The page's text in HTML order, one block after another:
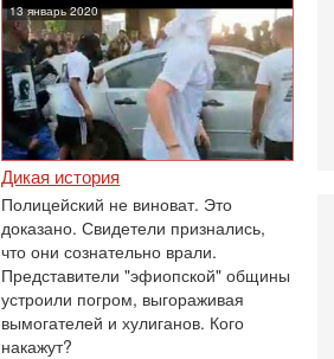
13 январь 2020
Дикая история
Полицейский не виноват. Это
доказано. Свидетели признались,
что они сознательно врали.
Представители "эфиопской" общины
устроили погром, выгораживая
вымогателей и хулиганов. Кого
накажут?